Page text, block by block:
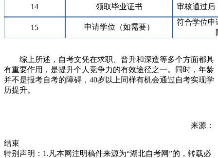
14 领取毕业证书 审核通过后
15 申请学位（如需要）
符合学位申
综上所述，自考文凭在求职、晋升和深造等多个方面都具
有重要作用，是提升个人竞争力的有效途径之一。同时，年龄
并不是报考自考的障碍，40岁以上同样有机会通过自考实现学
历提升。
来源：
结束
特别声明：1.凡本网注明稿件来源为“湖北自考网”的，转载必